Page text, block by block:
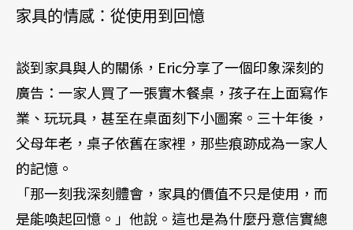
家具的情感：從使用到回憶
談到家具與人的關係，Eric分享了一個印象深刻的
廣告：一家人買了一張實木餐桌，孩子在上面寫作
業、玩玩具，甚至在桌面刻下小圖案。三十年後，
父母年老，桌子依舊在家裡，那些痕跡成為一家人
的記憶。
「那一刻我深刻體會，家具的價值不只是使用，而
是能喚起回憶。」他說。這也是為什麼丹意信實總